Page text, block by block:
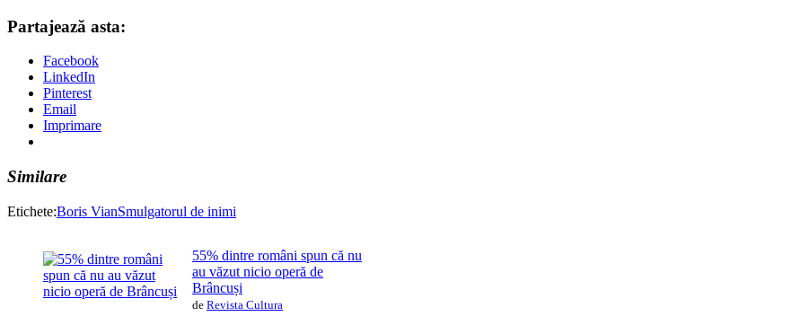
Partajează asta:
Facebook
LinkedIn
Pinterest
Email
Imprimare
Similare
Etichete:Boris VianSmulgatorul de inimi
55% dintre români spun că nu
au văzut nicio operă de
Brâncuși
de Revista Cultura